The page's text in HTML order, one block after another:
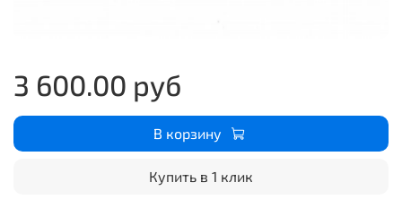
3 600.00 руб
В корзину
Купить в 1 клик